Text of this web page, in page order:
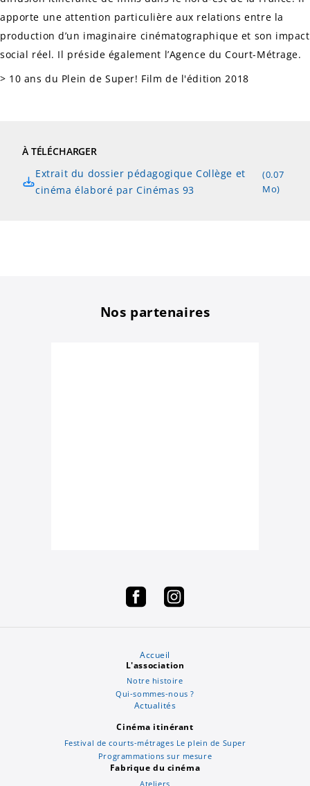
apporte une attention particulière aux relations entre la
production d’un imaginaire cinématographique et son impact
social réel. Il préside également l’Agence du Court-Métrage.
> 10 ans du Plein de Super! Film de l'édition 2018
À TÉLÉCHARGER
Extrait du dossier pédagogique Collège et
cinéma élaboré par Cinémas 93
(0.07
Mo)
Nos partenaires
Accueil
L'association
Notre histoire
Qui-sommes-nous ?
Actualités
Cinéma itinérant
Festival de courts-métrages Le plein de Super
Programmations sur mesure
Fabrique du cinéma
Ateliers